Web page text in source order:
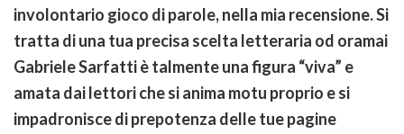
involontario gioco di parole, nella mia recensione. Si
tratta di una tua precisa scelta letteraria od oramai
Gabriele Sarfatti è talmente una figura “viva” e
amata dai lettori che si anima motu proprio e si
impadronisce di prepotenza delle tue pagine